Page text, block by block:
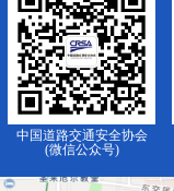
中国道路交通安全协会
(微信公众号)